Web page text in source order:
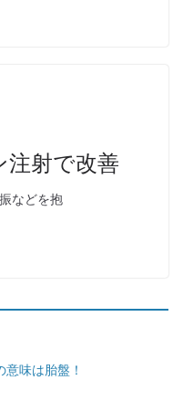
射で改善
などを抱
味は胎盤！